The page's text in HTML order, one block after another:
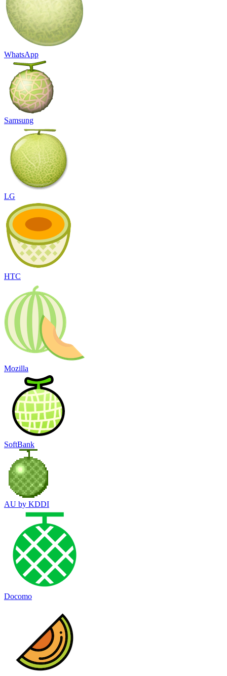
WhatsApp
Samsung
LG
HTC
Mozilla
SoftBank
AU by KDDI
Docomo